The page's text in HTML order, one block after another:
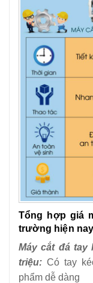
Tổng hợp giá
trường hiện
Máy cắt đá tay
triệu: Có tay
phẩm dễ dàng